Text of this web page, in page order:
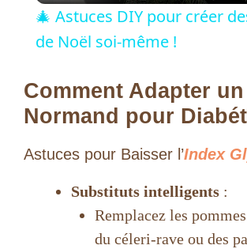
y
i
d
🎄 Astuces DIY pour créer
de Noël soi-même !
Comment Adapter
Normand pour
Astuces pour Baisser l’Index
Substituts intelligents :
Remplacez les
du céleri-rave ou des